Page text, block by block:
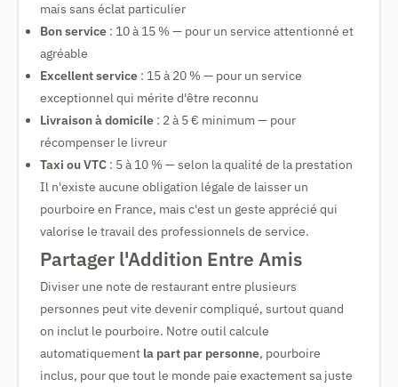
mais sans éclat particulier
Bon service : 10 à 15 % — pour un service attentionné et
agréable
Excellent service : 15 à 20 % — pour un service
exceptionnel qui mérite d'être reconnu
Livraison à domicile : 2 à 5 € minimum — pour
récompenser le livreur
Taxi ou VTC : 5 à 10 % — selon la qualité de la prestation
Il n'existe aucune obligation légale de laisser un
pourboire en France, mais c'est un geste apprécié qui
valorise le travail des professionnels de service.
Partager l'Addition Entre Amis
Diviser une note de restaurant entre plusieurs
personnes peut vite devenir compliqué, surtout quand
on inclut le pourboire. Notre outil calcule
automatiquement la part par personne, pourboire
inclus, pour que tout le monde paie exactement sa juste